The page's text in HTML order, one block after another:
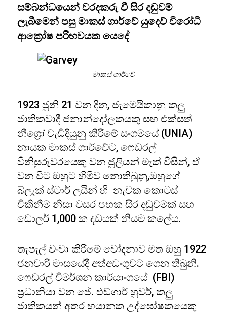
සම්බන්ධයෙන් වරදකරු වී සිර දඬුවම්
ලැබීමෙන් පසු මාකස් ගාර්වේ යුදෙව් විරෝධී
ආක්‍රෝෂ පරිභවයක යෙදේ
මාකස් ගාර්වේ
1923 ජූනි 21 වන දින, ජැමෙයිකානු කලු
ජාතිකවාදී ජනාන්දෝලකයකු සහ එක්සත්
නීග්‍රෝ වැඩිදියුනු කිරීමේ සංගමයේ (UNIA)
නායක මාකස් ගාර්වේට, ෆෙඩරල්
විනිසුරුවරයෙකු වන ජූලියන් මැක් විසින්, ඒ
වන විට ඔහුට හිමිව නොතිබුනු,ඔහුගේ
බ්ලැක් ස්ටාර් ලයින් හි නැවක කොටස්
විකිනීම නිසා වසර පහක සිර දඬුවමක් සහ
ඩොලර් 1,000 ක දඩයක් නියම කලේය.
තැපැල් වංචා කිරීමේ චෝදනාව මත ඔහු 1922
ජනවාරි මාසයේදී අත්අඩංගුවට ගෙන තිබුනි.
ෆෙඩරල් විමර්ශන කාර්යාංශයේ (FBI)
ප්‍රධානියා වන ජේ. එඩ්ගාර් හූවර්, කලු
ජාතිකයන් අතර භයානක උද්ඝෝෂකයෙකු